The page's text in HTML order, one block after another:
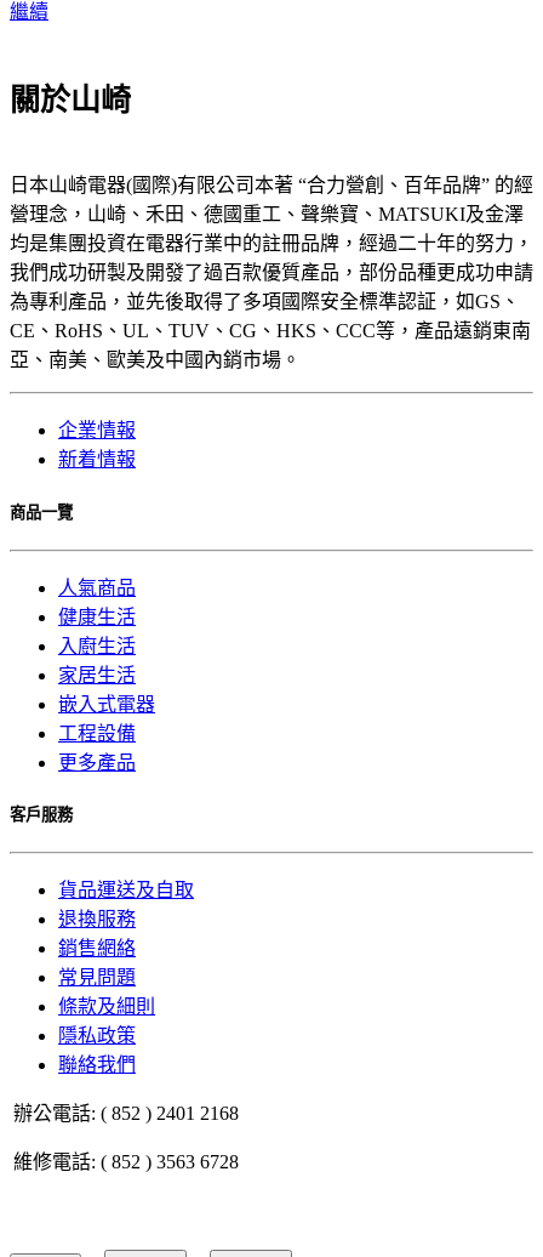
繼續
關於山崎
日本山崎電器(國際)有限公司本著 “合力營創、百年品牌” 的經
營理念，山崎、禾田、德國重工、聲樂寶、MATSUKI及金澤
均是集團投資在電器行業中的註冊品牌，經過二十年的努力，
我們成功研製及開發了過百款優質產品，部份品種更成功申請
為專利產品，並先後取得了多項國際安全標準認証，如GS、
CE、RoHS、UL、TUV、CG、HKS、CCC等，產品遠銷東南
亞、南美、歐美及中國內銷市場。
企業情報
新着情報
商品一覽
人氣商品
健康生活
入廚生活
家居生活
嵌入式電器
工程設備
更多產品
客戶服務
貨品運送及自取
退換服務
銷售網絡
常見問題
條款及細則
隱私政策
聯絡我們
辦公電話: ( 852 ) 2401 2168
維修電話: ( 852 ) 3563 6728